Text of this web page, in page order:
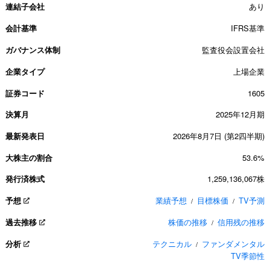
連結子会社
あり
会計基準
IFRS基準
ガバナンス体制
監査役会設置会社
企業タイプ
上場企業
証券コード
1605
決算月
2025年12月期
最新発表日
2026年8月7日 (第2四半期)
大株主の割合
53.6%
発行済株式
1,259,136,067株
予想
業績予想 / 目標株価 / TV予測
過去推移
株価の推移 / 信用残の推移
分析
テクニカル / ファンダメンタル
TV季節性